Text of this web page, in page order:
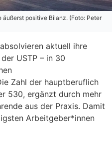
positive Bilanz. (Foto: Peter
aktuell ihre
USTP – in 30
Zahl der hauptberuflich
530, ergänzt durch mehr
aus der Praxis. Damit
Arbeitgeber*innen